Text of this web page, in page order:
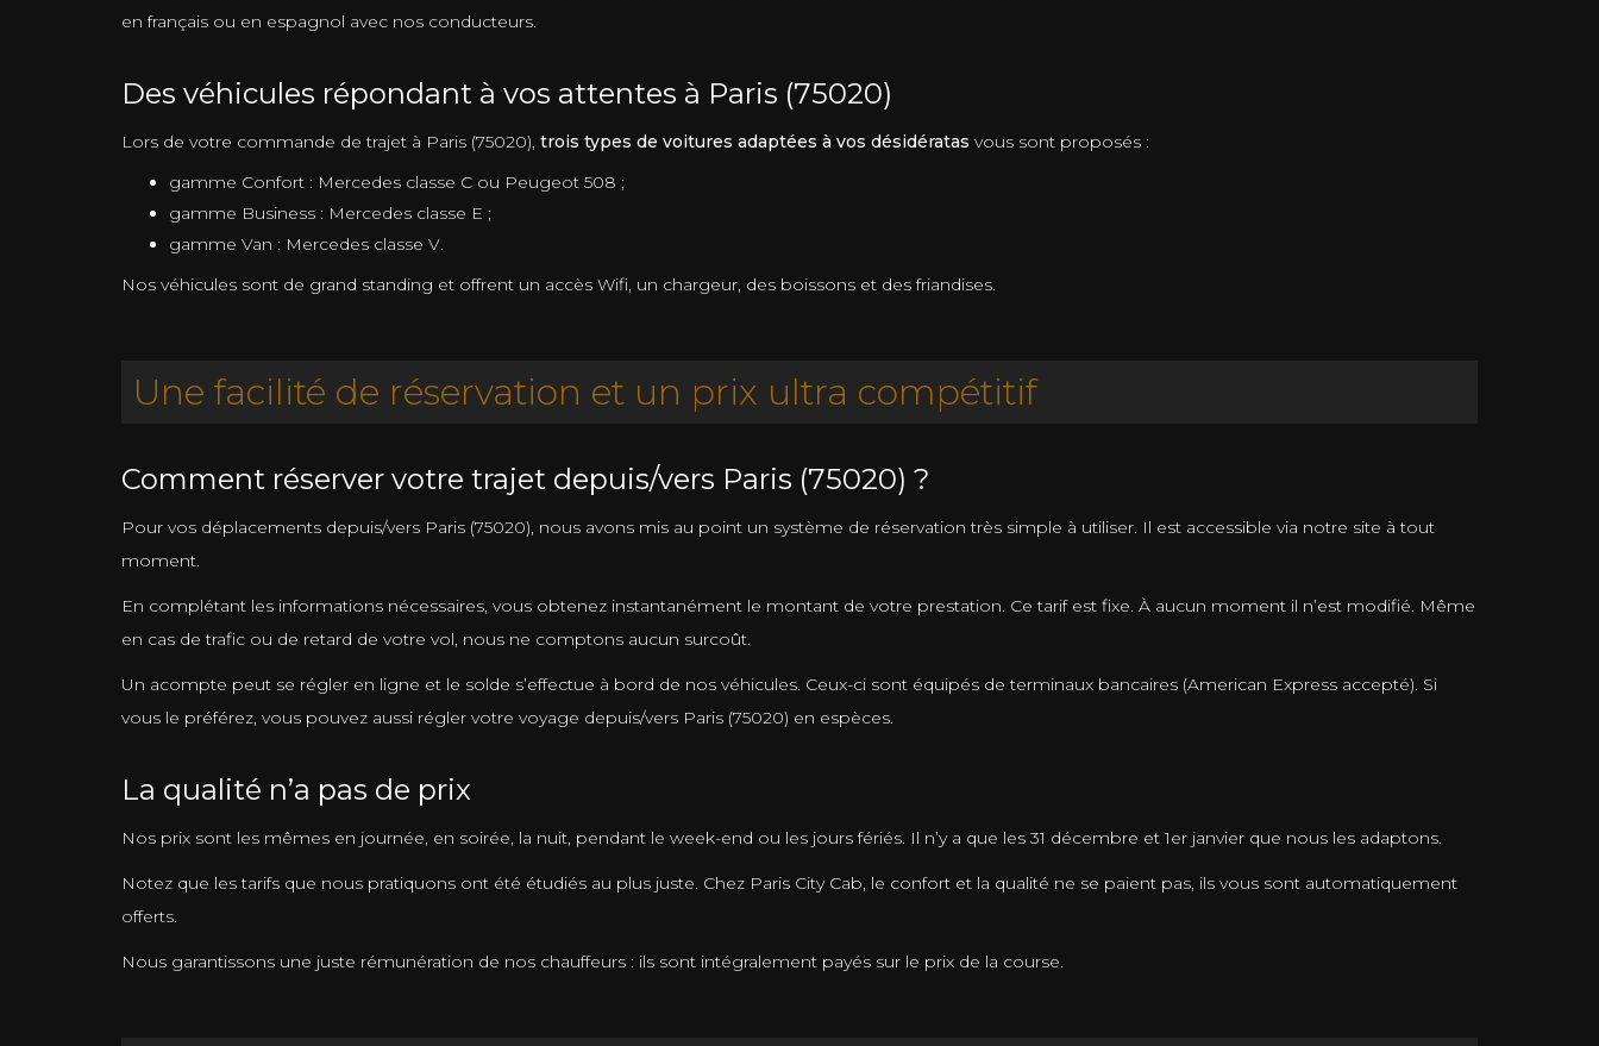
en français ou en espagnol avec nos conducteurs.
Des véhicules répondant à vos attentes à Paris (75020)
Lors de votre commande de trajet à Paris (75020), trois types de voitures adaptées à vos désidératas vous sont proposés :
gamme Confort : Mercedes classe C ou Peugeot 508 ;
gamme Business : Mercedes classe E ;
gamme Van : Mercedes classe V.
Nos véhicules sont de grand standing et offrent un accès Wifi, un chargeur, des boissons et des friandises.
Une facilité de réservation et un prix ultra compétitif
Comment réserver votre trajet depuis/vers Paris (75020) ?
Pour vos déplacements depuis/vers Paris (75020), nous avons mis au point un système de réservation très simple à utiliser. Il est accessible via notre site à tout
moment.
En complétant les informations nécessaires, vous obtenez instantanément le montant de votre prestation. Ce tarif est fixe. À aucun moment il n’est modifié. Même
en cas de trafic ou de retard de votre vol, nous ne comptons aucun surcoût.
Un acompte peut se régler en ligne et le solde s’effectue à bord de nos véhicules. Ceux-ci sont équipés de terminaux bancaires (American Express accepté). Si
vous le préférez, vous pouvez aussi régler votre voyage depuis/vers Paris (75020) en espèces.
La qualité n’a pas de prix
Nos prix sont les mêmes en journée, en soirée, la nuit, pendant le week-end ou les jours fériés. Il n’y a que les 31 décembre et 1er janvier que nous les adaptons.
Notez que les tarifs que nous pratiquons ont été étudiés au plus juste. Chez Paris City Cab, le confort et la qualité ne se paient pas, ils vous sont automatiquement
offerts.
Nous garantissons une juste rémunération de nos chauffeurs : ils sont intégralement payés sur le prix de la course.